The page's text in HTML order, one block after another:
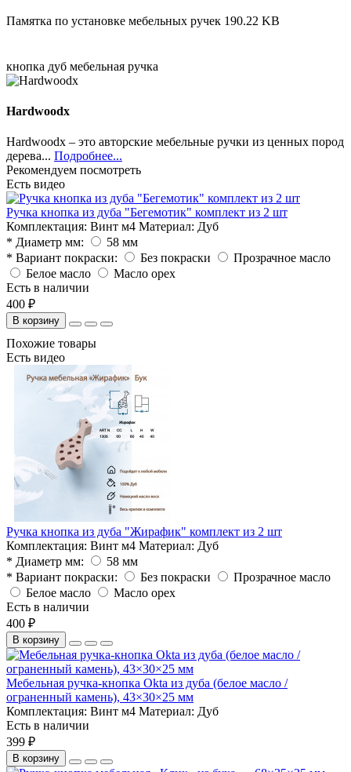
Памятка по установке мебельных ручек 190.22 KB
кнопка дуб мебельная ручка
Hardwoodx
Hardwoodx – это авторские мебельные ручки из ценных пород
дерева... Подробнее...
Рекомендуем посмотреть
Есть видео
Ручка кнопка из дуба "Бегемотик" комплект из 2 шт
Комплектация: Винт м4 Материал: Дуб
* Диаметр мм:
58 мм
* Вариант покраски:
Без покраски
Прозрачное масло
Белое масло
Масло орех
Есть в наличии
400 ₽
В корзину
Похожие товары
Есть видео
Ручка кнопка из дуба "Жирафик" комплект из 2 шт
Комплектация: Винт м4 Материал: Дуб
* Диаметр мм:
58 мм
* Вариант покраски:
Без покраски
Прозрачное масло
Белое масло
Масло орех
Есть в наличии
400 ₽
В корзину
Мебельная ручка-кнопка Okta из дуба (белое масло /
ограненный камень), 43×30×25 мм
Комплектация: Винт м4 Материал: Дуб
Есть в наличии
399 ₽
В корзину